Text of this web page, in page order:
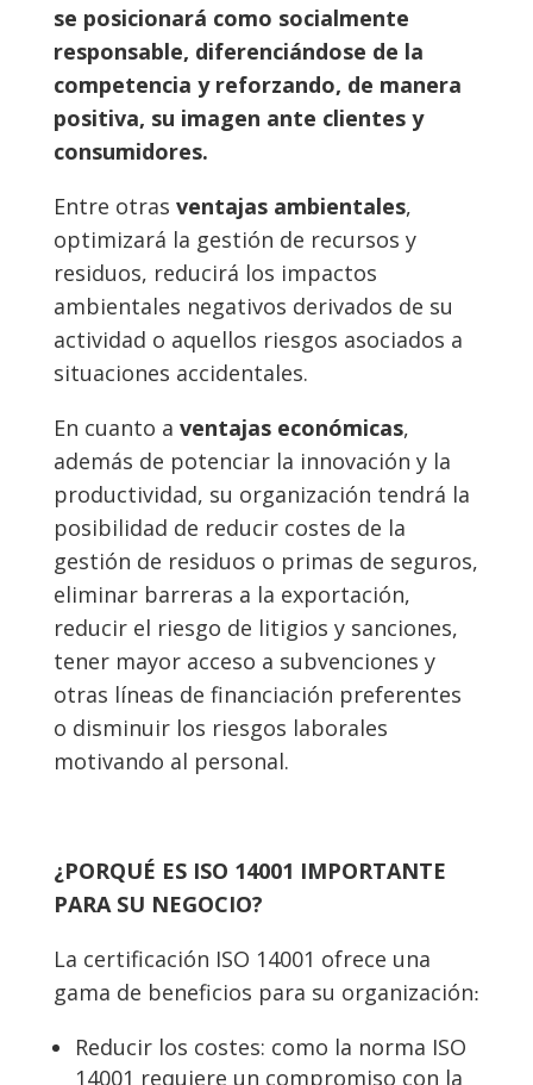
se posicionará como socialmente
responsable, diferenciándose de la
competencia y reforzando, de manera
positiva, su imagen ante clientes y
consumidores.
Entre otras ventajas ambientales,
optimizará la gestión de recursos y
residuos, reducirá los impactos
ambientales negativos derivados de su
actividad o aquellos riesgos asociados a
situaciones accidentales.
En cuanto a ventajas económicas,
además de potenciar la innovación y la
productividad, su organización tendrá la
posibilidad de reducir costes de la
gestión de residuos o primas de seguros,
eliminar barreras a la exportación,
reducir el riesgo de litigios y sanciones,
tener mayor acceso a subvenciones y
otras líneas de financiación preferentes
o disminuir los riesgos laborales
motivando al personal.
¿PORQUÉ ESISO 14001 IMPORTANTE
PARA SU NEGOCIO?
La certificación ISO 14001 ofrece una
gama de beneficios para su organización:
Reducir los costes: como la norma ISO
14001 requiere un compromiso con la